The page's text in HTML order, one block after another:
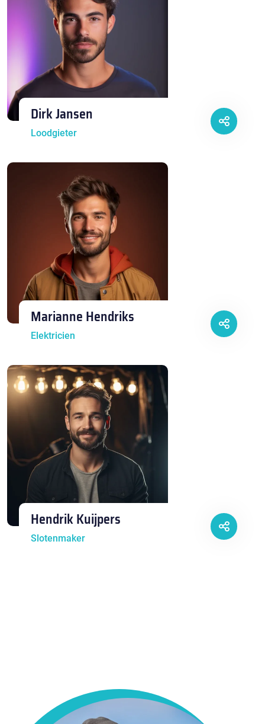
Dirk Jansen
Loodgieter
Marianne Hendriks
Elektricien
Hendrik Kuijpers
Slotenmaker